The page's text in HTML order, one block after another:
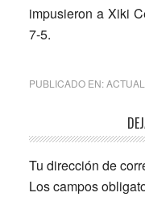
impusieron a Xiki
7-5.
PUBLICADO EN:
Interacciones
con
los
lectores
Tu dirección de
Los campos